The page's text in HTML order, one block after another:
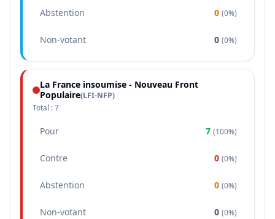
Abstention 0 (0%)
Non-votant 0 (0%)
La France insoumise - Nouveau Front
Populaire(LFI-NFP)
Total :7
Pour 7 (100%)
Contre 0 (0%)
Abstention 0 (0%)
Non-votant 0 (0%)